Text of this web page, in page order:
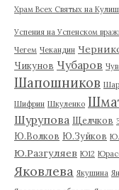
Храм Всех Святых на
Успения на Успенском
Чегем Чекандин
Чикунов Чубаров
Шапошников
Шифрин Шкуленко
Шурупова Щелчков
Ю.Волков Ю.Зуйков
Ю.Разгуляев Ю12
Яковлева Якушина